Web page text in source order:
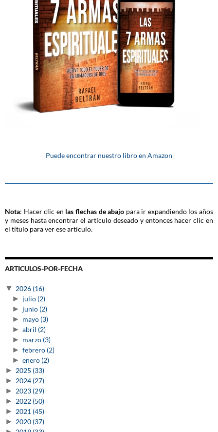
Puede encontrar nuestro libro en Amazon
Nota: Hacer clic en las flechas de abajo para ir expandiendo los años
y meses hasta encontrar el artículo deseado y entonces hacer clic en
el título para ver ese artículo.
ARTICULOS-POR-FECHA
▼ 2026 (16)
► julio (2)
► junio (2)
► mayo (3)
► abril (2)
► marzo (3)
► febrero (2)
► enero (2)
► 2025 (33)
► 2024 (27)
► 2023 (29)
► 2022 (50)
► 2021 (45)
► 2020 (37)